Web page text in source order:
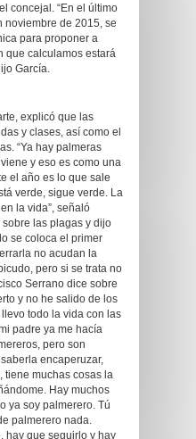
concejal. “En el último
noviembre de 2015, se
para proponer a
que calculamos estará
García.
explicó que las
y clases, así como el
“Ya hay palmeras
y eso es como una
el año es lo que sale
verde, sigue verde. La
la vida”, señaló
las plagas y dijo
se coloca el primer
no acudan la
pero si se trata no
Serrano dice sobre
y no he salido de los
todo la vida con las
padre ya me hacía
pero son
encaperuzar,
tiene muchas cosas la
Hay muchos
ya soy palmerero. Tú
palmerero nada.
hay que seguirlo y hay